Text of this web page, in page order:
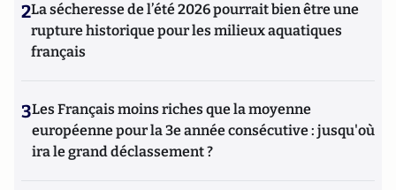
2La sécheresse de l’été 2026 pourrait bien être une
rupture historique pour les milieux aquatiques
français
3Les Français moins riches que la moyenne
européenne pour la 3e année consécutive : jusqu'où
ira le grand déclassement ?